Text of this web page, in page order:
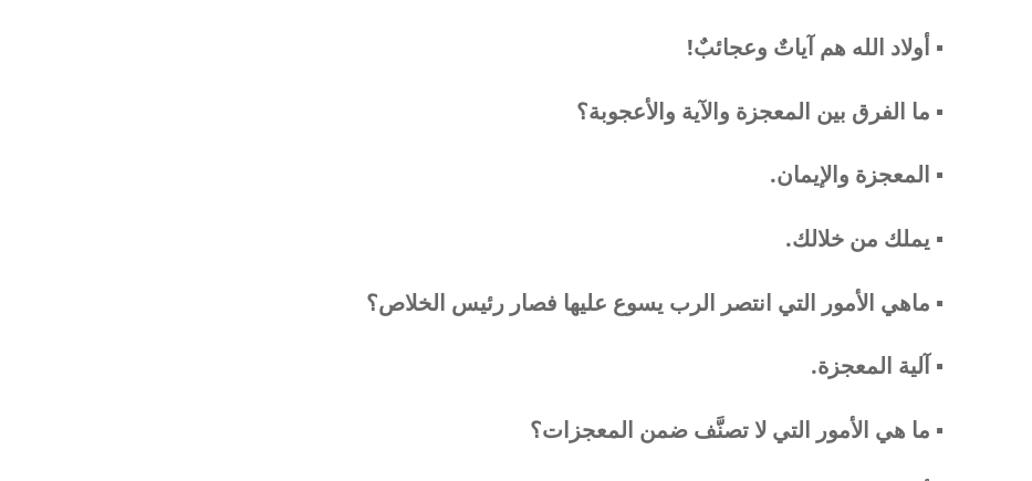
▪︎ أولاد الله هم آياتٌ وعجائبٌ!
▪︎ ما الفرق بين المعجزة والآية والأعجوبة؟
▪︎ المعجزة والإيمان.
▪︎ يملك من خلالك.
▪︎ ماهي الأمور التي انتصر الرب يسوع عليها فصار رئيس الخلاص؟
▪︎ آلية المعجزة.
▪︎ ما هي الأمور التي لا تصنَّف ضمن المعجزات؟